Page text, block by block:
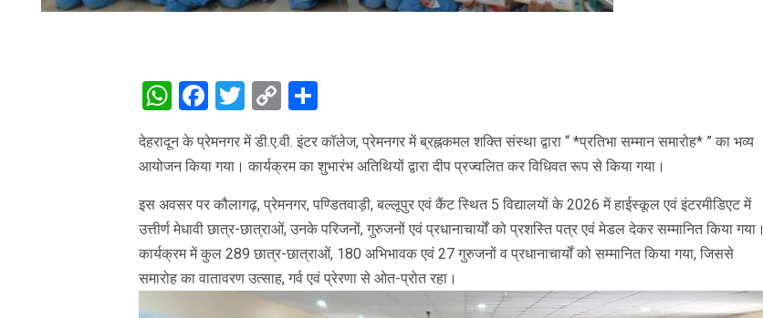
WhatsApp
Facebook
Twitter
Copy
Link
Share
देहरादून के प्रेमनगर में डी.ए.वी. इंटर कॉलेज, प्रेमनगर में ब्रह्नकमल शक्ति संस्था द्वारा “ *प्रतिभा सम्मान समारोह* ” का भव्य
आयोजन किया गया। कार्यक्रम का शुभारंभ अतिथियों द्वारा दीप प्रज्वलित कर विधिवत रूप से किया गया।
इस अवसर पर कौलागढ़, प्रेमनगर, पण्डितवाड़ी, बल्लूपुर एवं कैंट स्थित 5 विद्यालयों के 2026 में हाईस्कूल एवं इंटरमीडिएट में
उत्तीर्ण मेधावी छात्र-छात्राओं, उनके परिजनों, गुरुजनों एवं प्रधानाचार्यों को प्रशस्ति पत्र एवं मेडल देकर सम्मानित किया गया।
कार्यक्रम में कुल 289 छात्र-छात्राओं, 180 अभिभावक एवं 27 गुरुजनों व प्रधानाचार्यों को सम्मानित किया गया, जिससे
समारोह का वातावरण उत्साह, गर्व एवं प्रेरणा से ओत-प्रोत रहा।